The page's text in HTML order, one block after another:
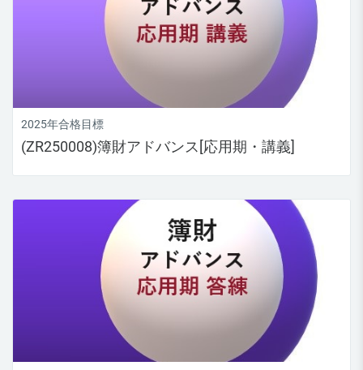
2025年合格目標
(ZR250008)簿財アドバンス[応用期・講義]